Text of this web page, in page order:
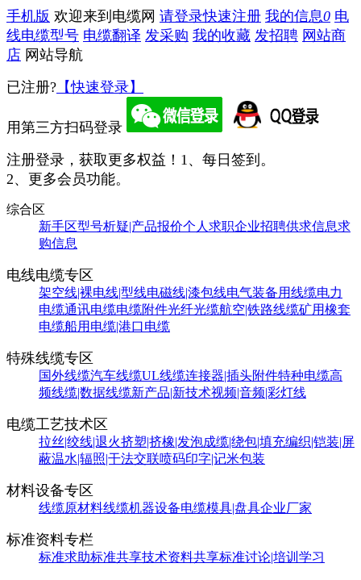
手机版 欢迎来到电缆网 请登录快速注册 我的信息0 电
线电缆型号 电缆翻译 发采购 我的收藏 发招聘 网站商
店 网站导航
已注册? 【快速登录】
用第三方扫码登录
注册登录，获取更多权益！ 1、每日签到。
2、更多会员功能。
综合区
新手区型号析疑|产品报价个人求职企业招聘供求信息求
购信息
电线电缆专区
架空线|裸电线|型线电磁线|漆包线电气装备用线缆电力
电缆通讯电缆电缆附件光纤光缆航空|铁路线缆矿用橡套
电缆船用电缆|港口电缆
特殊线缆专区
国外线缆汽车线缆UL线缆连接器|插头附件特种电缆高
频线缆|数据线缆新产品|新技术视频|音频|彩灯线
电缆工艺技术区
拉丝|绞线|退火挤塑|挤橡|发泡成缆|绕包|填充编织|铠装|屏
蔽温水|辐照|干法交联喷码印字|记米包装
材料设备专区
线缆原材料线缆机器设备电缆模具|盘具企业厂家
标准资料专栏
标准求助标准共享技术资料共享标准讨论|培训学习